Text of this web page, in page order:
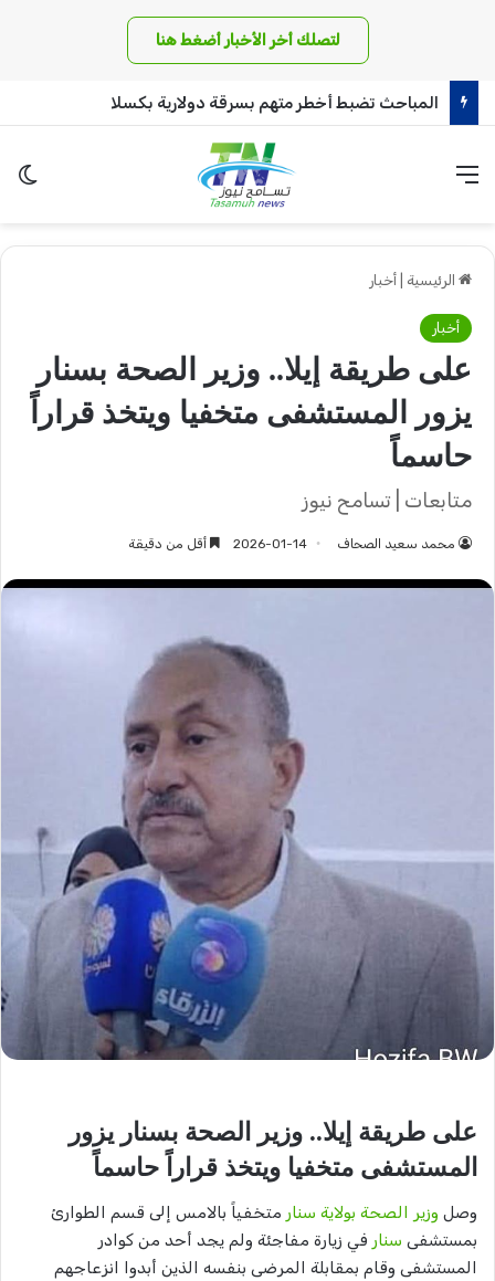
لتصلك أخر الأخبار أضغط هنا
المباحث تضبط أخطر متهم بسرقة دولارية بكسلا
القائمة
الرئيسية أخبار
أخبار
على طريقة إيلا.. وزير الصحة بسنار
يزور المستشفى متخفيا ويتخذ قراراً
حاسماً
متابعات | تسامح نيوز
محمد سعيد الصحاف 2026-01-14 أقل من دقيقة
على طريقة إيلا.. وزير الصحة بسنار يزور
المستشفى متخفيا ويتخذ قراراً حاسماً
وصل وزير الصحة بولاية سنار متخفياً بالامس إلى قسم الطوارئ
بمستشفى سنار في زيارة مفاجئة ولم يجد أحد من كوادر
المستشفى وقام بمقابلة المرضى بنفسه الذين أبدوا انزعاجهم